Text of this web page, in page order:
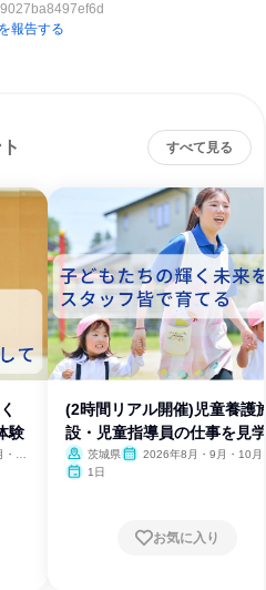
報告する
すべて見る
験
11
(2時間リアル開催)児童養護
設・児童指導員の仕事を見学
茨城県
2026年8月・9月・10月
1日
お気に入り